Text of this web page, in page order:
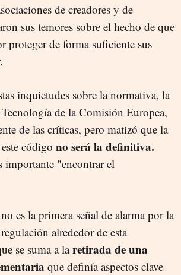
de creadores y de
sus temores sobre el hecho de que
proteger de forma suficiente sus
inquietudes sobre la normativa, la
de la Comisión Europea,
de las críticas, pero matizó que la
código no será la definitiva.
importante "encontrar el
es la primera señal de alarma por la
alrededor de esta
se suma a laretirada de una
que definía aspectos clave